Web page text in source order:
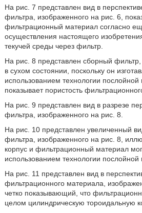
На рис. 7 представлен вид в
фильтра, изображенного на рис. 6,
фильтрационный материал согласно
осуществления настоящего
текучей среды через фильтр.
На рис. 8 представлен сборный
в сухом состоянии, поскольку он
использованием технологии послойной
показывает пористость
На рис. 9 представлен вид в разрезе
фильтра, изображенного на рис. 8.
На рис. 10 представлен увеличенный
фильтра, изображенного на рис. 8,
корпус и фильтрационный материал
использованием технологии послойной
На рис. 11 представлен вид в
фильтрационного материала,
четко показывающий, что
целом цилиндрическую тороидальную